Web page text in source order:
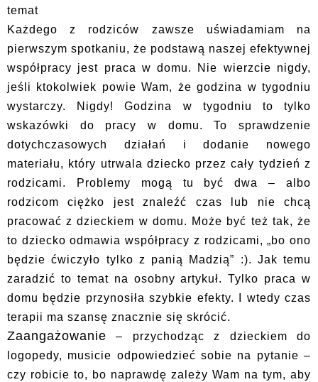
temat
Każdego z rodziców zawsze uświadamiam na
pierwszym spotkaniu, że podstawą naszej efektywnej
współpracy jest praca w domu. Nie wierzcie nigdy,
jeśli ktokolwiek powie Wam, że godzina w tygodniu
wystarczy. Nigdy! Godzina w tygodniu to tylko
wskazówki do pracy w domu. To sprawdzenie
dotychczasowych działań i dodanie nowego
materiału, który utrwala dziecko przez cały tydzień z
rodzicami. Problemy mogą tu być dwa – albo
rodzicom ciężko jest znaleźć czas lub nie chcą
pracować z dzieckiem w domu. Może być też tak, że
to dziecko odmawia współpracy z rodzicami, „bo ono
będzie ćwiczyło tylko z panią Madzią” :). Jak temu
zaradzić to temat na osobny artykuł. Tylko praca w
domu będzie przynosiła szybkie efekty. I wtedy czas
terapii ma szansę znacznie się skrócić.
Zaangażowanie – przychodząc z dzieckiem do
logopedy, musicie odpowiedzieć sobie na pytanie –
czy robicie to, bo naprawdę zależy Wam na tym, aby